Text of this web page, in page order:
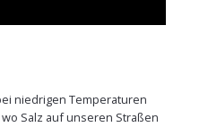
niedrigen Temperaturen
Salz auf unseren Straßen